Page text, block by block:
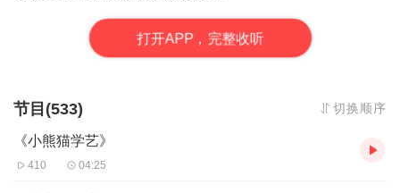
打开APP，完整收听
节目(533) 切换顺序
《小熊猫学艺》
410 04:25